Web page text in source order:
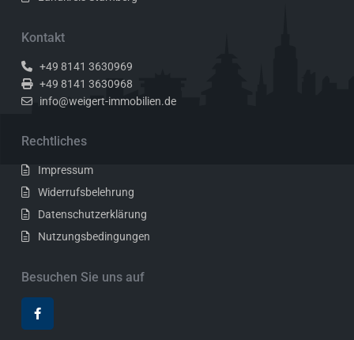
Kontakt
+49 8141 3630969
+49 8141 3630968
info@weigert-immobilien.de
Rechtliches
Impressum
Widerrufsbelehrung
Datenschutzerklärung
Nutzungsbedingungen
Besuchen Sie uns auf